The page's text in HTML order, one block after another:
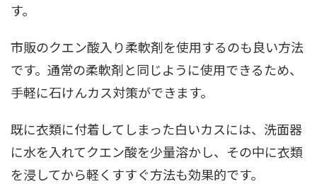
す。
市販のクエン酸入り柔軟剤を使用するのも良い方法
です。通常の柔軟剤と同じように使用できるため、
手軽に石けんカス対策ができます。
既に衣類に付着してしまった白いカスには、洗面器
に水を入れてクエン酸を少量溶かし、その中に衣類
を浸してから軽くすすぐ方法も効果的です。